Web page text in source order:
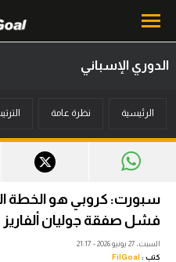
أخبار
ميركاتو
فانتازي في الجول
الدوري الإسباني
الرئيسية نظرة عامة
سبورت: كروبي هو الخطة
فشل صفقة جوليان ألفاريز
السبت، 27 يونيو 2026 - 21:17
كتب : FilGoal